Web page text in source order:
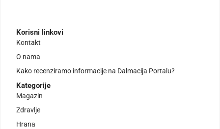
Korisni linkovi
Kontakt
O nama
Kako recenziramo informacije na Dalmacija Portalu?
Kategorije
Magazin
Zdravlje
Hrana